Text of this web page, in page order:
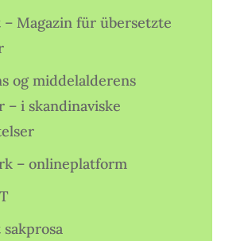
Magazin für übersetzte
og middelalderens
i skandinaviske
– onlineplatform